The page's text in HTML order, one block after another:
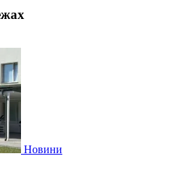
Новини